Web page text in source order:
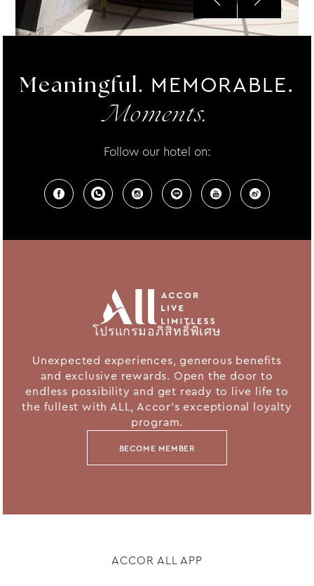
Meaningful. MEMORABLE.
Moments.
Follow our hotel on:
โปรแกรมอภิสิทธิ์พิเศษ
Unexpected experiences, generous benefits
and exclusive rewards. Open the door to
endless possibility and get ready to live life to
the fullest with ALL, Accor's exceptional loyalty
program.
BECOME MEMBER
ACCOR ALL APP